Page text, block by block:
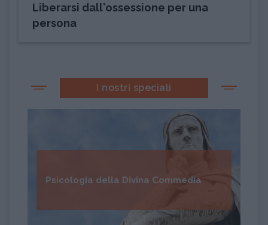
Liberarsi dall'ossessione per una
persona
I nostri speciali
Psicologia della Divina Commedia